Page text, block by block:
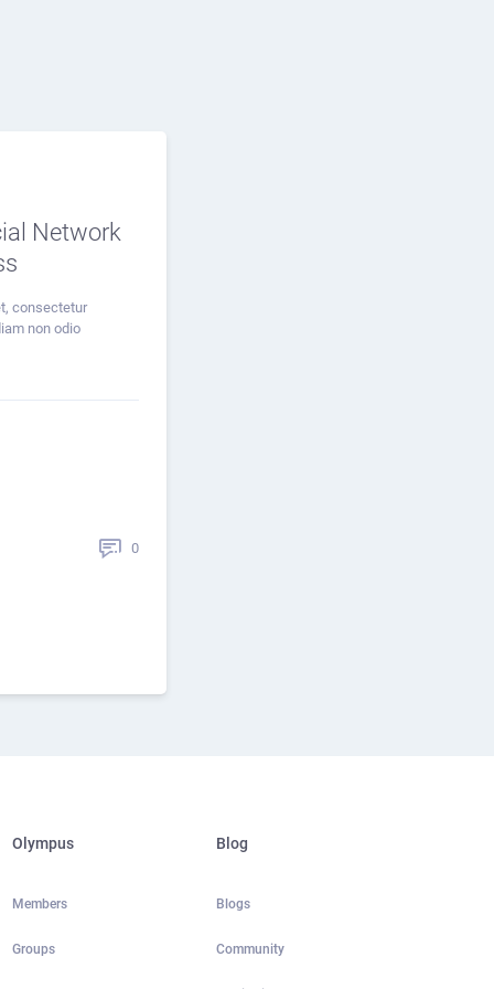
Network
consectetur
non odio
0
Olympus
Members
Groups
Blog
Blogs
Community